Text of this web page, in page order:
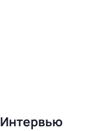
Интервью